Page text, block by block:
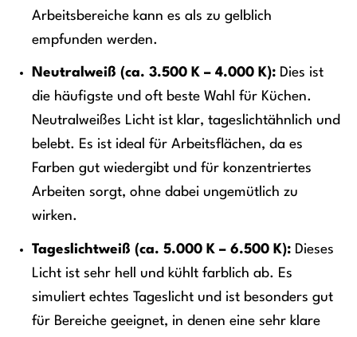
Arbeitsbereiche kann es als zu gelblich
empfunden werden.
Neutralweiß (ca. 3.500 K – 4.000 K):Dies ist
die häufigste und oft beste Wahl für Küchen.
Neutralweißes Licht ist klar, tageslichtähnlich und
belebt. Es ist ideal für Arbeitsflächen, da es
Farben gut wiedergibt und für konzentriertes
Arbeiten sorgt, ohne dabei ungemütlich zu
wirken.
Tageslichtweiß (ca. 5.000 K – 6.500 K):Dieses
Licht ist sehr hell und kühlt farblich ab. Es
simuliert echtes Tageslicht und ist besonders gut
für Bereiche geeignet, in denen eine sehr klare